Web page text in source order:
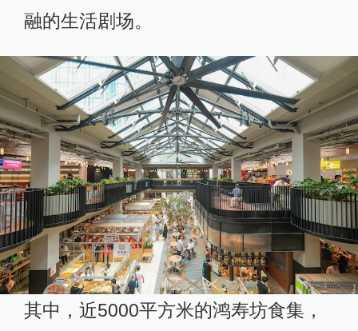
融的生活剧场。
其中，近5000平方米的鸿寿坊食集，